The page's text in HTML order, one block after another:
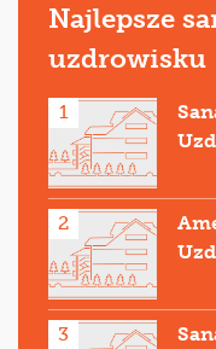
Najlepsze
uzdrowisku
1
2
3